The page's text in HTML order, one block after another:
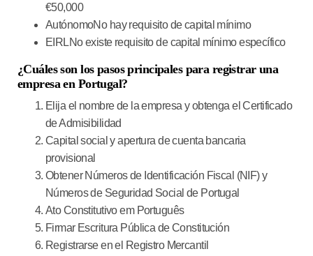
€50,000
AutónomoNo hay requisito de capital mínimo
EIRLNo existe requisito de capital mínimo específico
¿Cuáles son los pasos principales para registrar una
empresa en Portugal?
Elija el nombre de la empresa y obtenga el Certificado
de Admisibilidad
Capital social y apertura de cuenta bancaria
provisional
Obtener Números de Identificación Fiscal (NIF) y
Números de Seguridad Social de Portugal
Ato Constitutivo em Português
Firmar Escritura Pública de Constitución
Registrarse en el Registro Mercantil